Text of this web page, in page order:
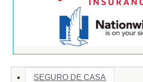
SEGURO DE CASA